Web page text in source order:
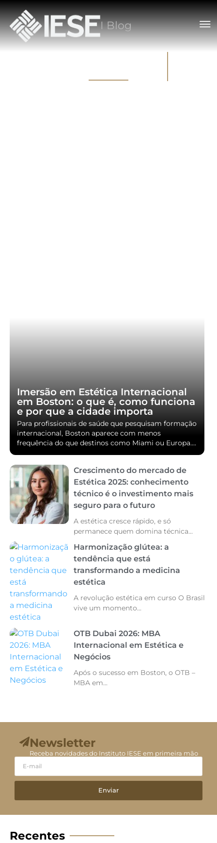
I Blog
Imersão em Estética Internacional
em Boston: o que é, como funciona
e por que a cidade importa
Para profissionais de saúde que pesquisam formação
internacional, Boston aparece com menos
frequência do que destinos como Miami ou Europa....
Crescimento do mercado de
Estética 2025: conhecimento
técnico é o investimento mais
seguro para o futuro
A estética cresce rápido, e só
permanece quem domina técnica...
Harmonização glútea: a
tendência que está
transformando a medicina
estética
A revolução estética em curso O Brasil
vive um momento...
OTB Dubai 2026: MBA
Internacional em Estética e
Negócios
Após o sucesso em Boston, o OTB –
MBA em...
Newsletter
Receba novidades do Instituto IESE em primeira mão
Enviar
Recentes